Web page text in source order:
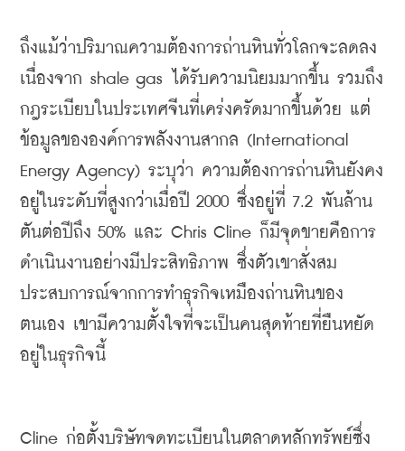
ถึงแม้ว่าปริมาณความต้องการถ่านหินทั่วโลกจะลดลง
เนื่องจาก shale gas ได้รับความนิยมมากขึ้น รวมถึง
กฎระเบียบในประเทศจีนที่เคร่งครัดมากขึ้นด้วย แต่
ข้อมูลขององค์การพลังงานสากล ( International
Energy Agency) ระบุว่า ความต้องการถ่านหินยังคง
อยู่ในระดับที่สูงกว่าเมื่อปี 2000 ซึ่งอยู่ที่ 7.2 พันล้าน
ตันต่อปีถึง 50% และ Chris Cline ก็มีจุดขายคือการ
ดำเนินงานอย่างมีประสิทธิภาพ ซึ่งตัวเขาสั่งสม
ประสบการณ์จากการทำธุรกิจเหมืองถ่านหินของ
ตนเอง เขามีความตั้งใจที่จะเป็นคนสุดท้ายที่ยืนหยัด
อยู่ในธุรกิจนี้
Cline ก่อตั้งบริษัทจดทะเบียนในตลาดหลักทรัพย์ซึ่ง